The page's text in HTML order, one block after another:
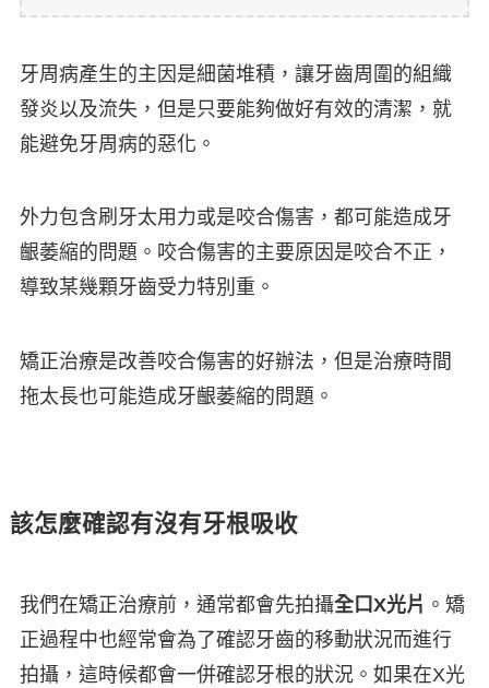
牙周病產生的主因是細菌堆積，讓牙齒周圍的組織
發炎以及流失，但是只要能夠做好有效的清潔，就
能避免牙周病的惡化。
外力包含刷牙太用力或是咬合傷害，都可能造成牙
齦萎縮的問題。咬合傷害的主要原因是咬合不正，
導致某幾顆牙齒受力特別重。
矯正治療是改善咬合傷害的好辦法，但是治療時間
拖太長也可能造成牙齦萎縮的問題。
該怎麼確認有沒有牙根吸收
我們在矯正治療前，通常都會先拍攝全口X光片 。矯
正過程中也經常會為了確認牙齒的移動狀況而進行
拍攝，這時候都會一併確認牙根的狀況。如果在X光